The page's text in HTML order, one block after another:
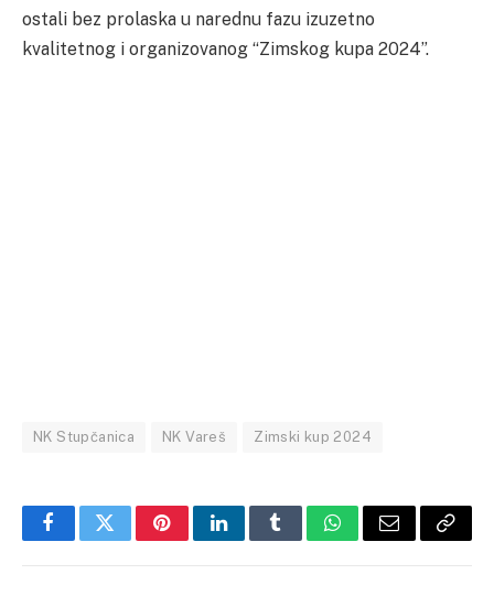
ostali bez prolaska u narednu fazu izuzetno
kvalitetnog i organizovanog “Zimskog kupa 2024”.
NK Stupčanica NK Vareš Zimski kup 2024
FacebookTwitterPinterestLinkedInTumblrWhatsApp
Email Copy